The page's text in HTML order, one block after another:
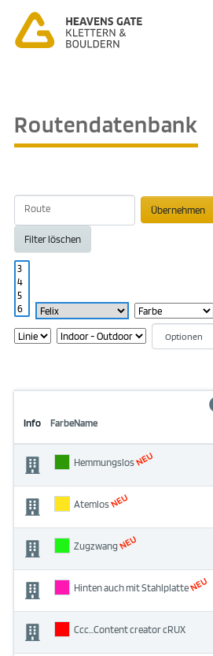
Routendatenbank
Übernehmen
Filter löschen
Info FarbeName
HemmungslosNEU
AtemlosNEU
ZugzwangNEU
Hinten auch mit StahlplatteNEU
Ccc...Content creator cRUX